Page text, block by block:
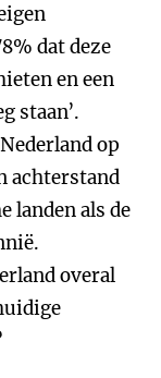
dat deze
en een
staan’.
op
achterstand
landen als de
overal